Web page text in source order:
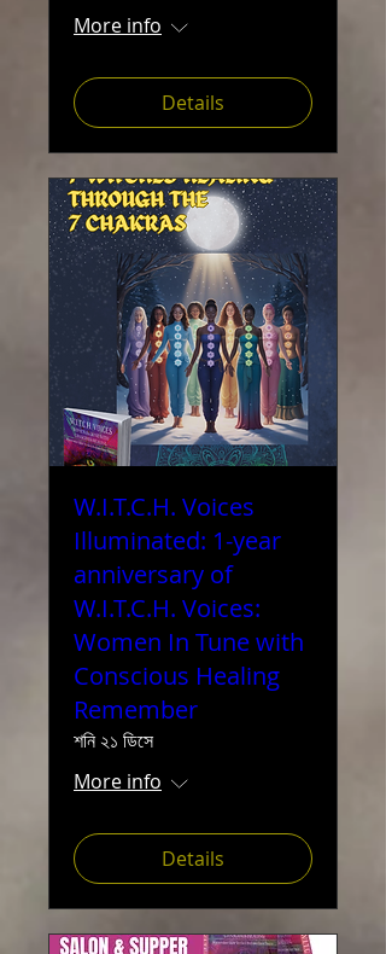
More info
Details
W.I.T.C.H. Voices
Illuminated: 1-year
anniversary of
W.I.T.C.H. Voices:
Women In Tune with
Conscious Healing
Remember
শনি ২১ ডিসে
More info
Details